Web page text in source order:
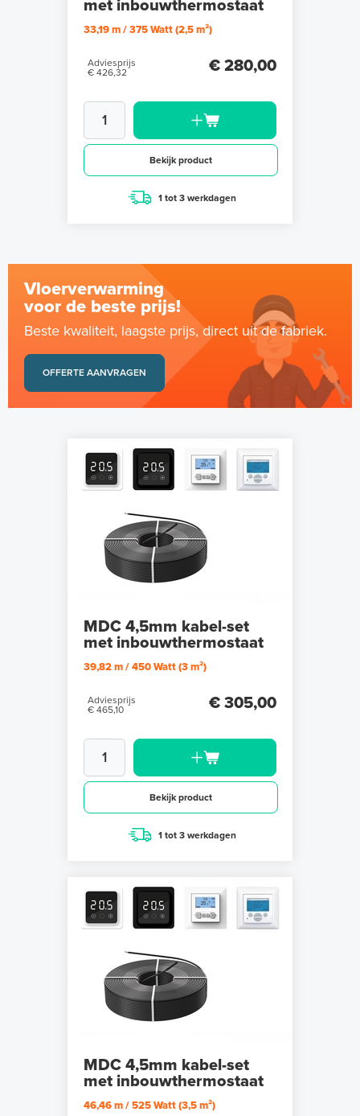
met inbouwthermostaat
33,19 m / 375 Watt (2,5 m²)
Adviesprijs
€ 426,32
€ 280,00
Bekijk product
1 tot 3 werkdagen
Vloerverwarming
voor de beste prijs!
Beste kwaliteit, laagste prijs, direct uit de fabriek.
OFFERTE AANVRAGEN
MDC 4,5mm kabel-set
met inbouwthermostaat
39,82 m / 450 Watt (3 m²)
Adviesprijs
€ 465,10
€ 305,00
Bekijk product
1 tot 3 werkdagen
MDC 4,5mm kabel-set
met inbouwthermostaat
46,46 m / 525 Watt (3,5 m²)